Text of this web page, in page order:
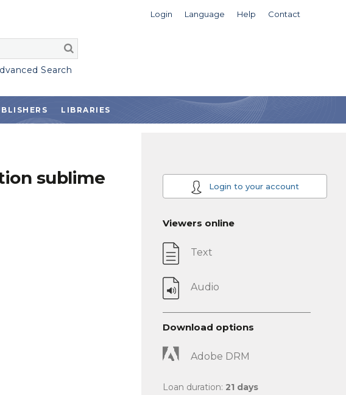
Login Language Help Contact
Search
LIBRARIES
sublime Login to your account
Viewers online
Text
Audio
Download options
Adobe DRM
Loan duration: 21 days